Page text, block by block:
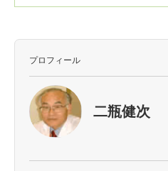
プロフィール
二瓶健次